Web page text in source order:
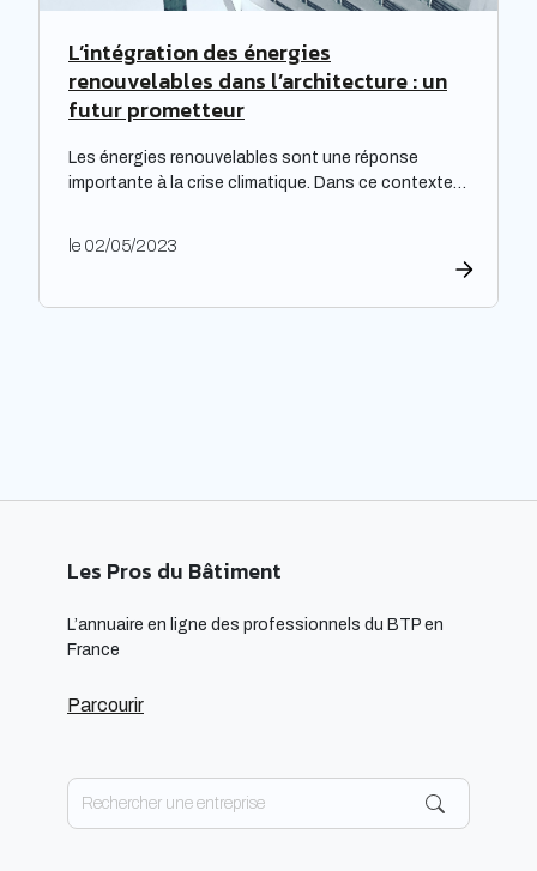
L’intégration des énergies
renouvelables dans l’architecture : un
futur prometteur
Les énergies renouvelables sont une réponse
importante à la crise climatique. Dans ce contexte,
construction et de l’aménagement des bâtiments.
l’adoption de cette approche, en développant des
le 02/05/2023
Les Pros du Bâtiment
L’annuaire en ligne des professionnels du BTP en
France
Parcourir